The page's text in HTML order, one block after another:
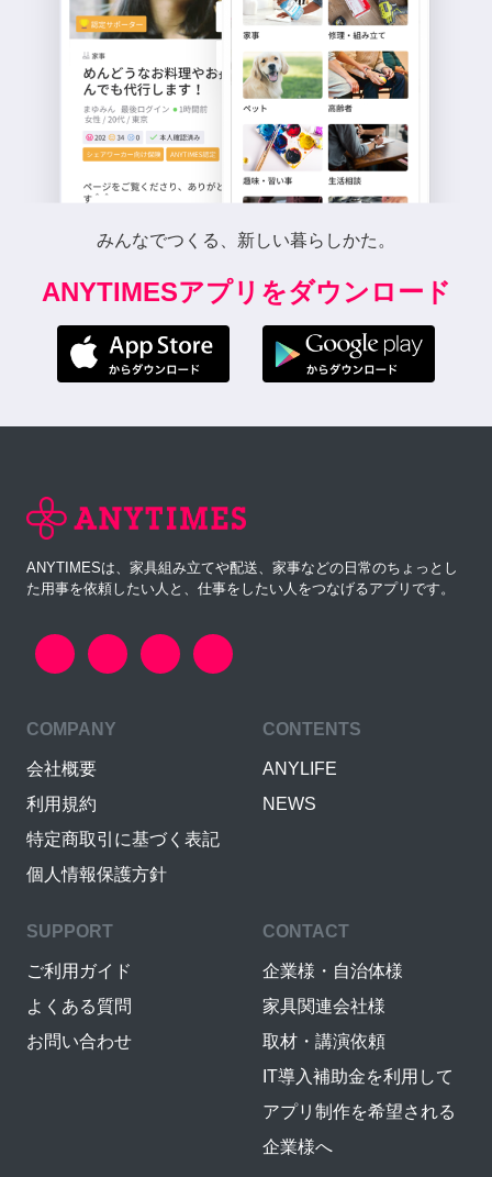
みんなでつくる、新しい暮らしかた。
ANYTIMESアプリをダウンロード
ANYTIMESは、家具組み立てや配送、家事などの日常のちょっとし
た用事を依頼したい人と、仕事をしたい人をつなげるアプリです。
COMPANY
会社概要
利用規約
特定商取引に基づく表記
個人情報保護方針
CONTENTS
ANYLIFE
NEWS
SUPPORT
ご利用ガイド
よくある質問
お問い合わせ
CONTACT
企業様・自治体様
家具関連会社様
取材・講演依頼
IT導入補助金を利用して
アプリ制作を希望される
企業様へ